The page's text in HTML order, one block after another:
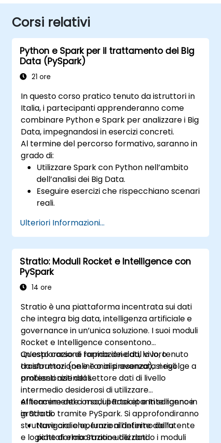
Corsi relativi
Python e Spark per il trattamento dei Big
Data (PySpark)
21 ore
In questo corso pratico tenuto da istruttori in
Italia, i partecipanti apprenderanno come
combinare Python e Spark per analizzare i Big
Data, impegnandosi in esercizi concreti.
Al termine del percorso formativo, saranno in
grado di:
Utilizzare Spark con Python nell’ambito
dell’analisi dei Big Data.
Eseguire esercizi che rispecchiano scenari
reali.
per l’elaborazione dei dati grazie a
PySpark.
Ulteriori Informazioni...
Stratio: Moduli Rocket e Intelligence con
PySpark
14 ore
Stratio è una piattaforma incentrata sui dati
che integra big data, intelligenza artificiale e
governance in un’unica soluzione. I suoi moduli
Rocket e Intelligence consentono
un’esplorazione rapida dei dati, la loro
trasformazione e l’analisi avanzata negli
ambienti aziendali.
Questo corso di formazione dal vivo, tenuto
da istruttori (online o in presenza), si rivolge a
professionisti del settore dati di livello
intermedio desiderosi di utilizzare
efficacemente i moduli Rocket e Intelligence
in Stratio tramite PySpark. Si approfondiranno
strutture cicliche, funzioni definite dall’utente
e logiche di elaborazione dei dati.
Al termine del corso, i partecipanti saranno in
grado di:
Navigare e operare all’interno della
piattaforma Stratio utilizzando i moduli